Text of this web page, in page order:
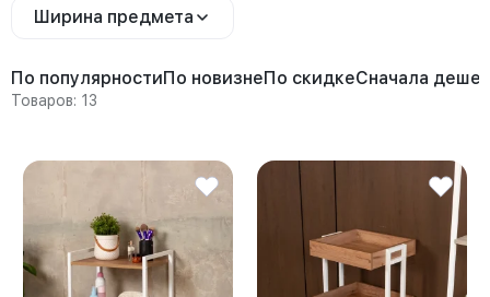
Ширина предмета
По популярностиПо новизнеПо скидкеСначала
Товаров: 13